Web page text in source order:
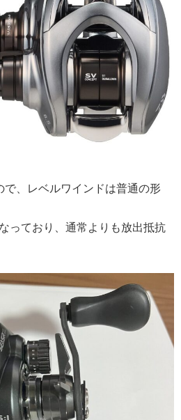
で、レベルワインドは普通の形
っており、通常よりも放出抵抗